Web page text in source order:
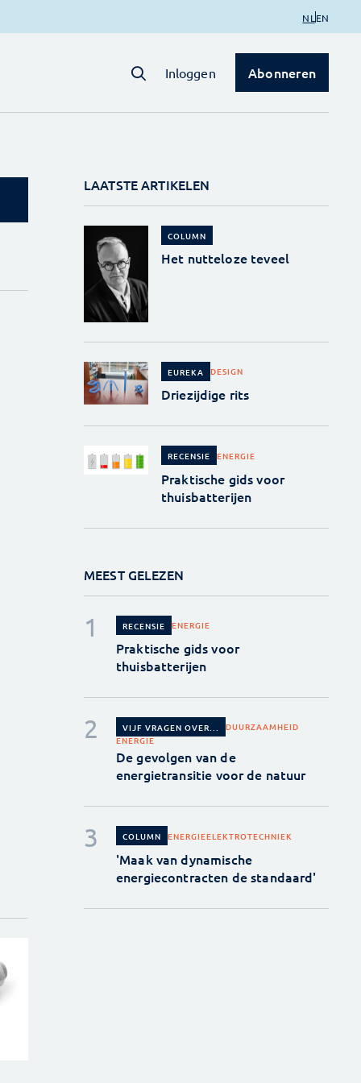
NL EN
Inloggen Abonneren
LAATSTE ARTIKELEN
COLUMN
Het nutteloze teveel
EUREKA DESIGN
Driezijdige rits
RECENSIE ENERGIE
Praktische gids voor
thuisbatterijen
MEEST GELEZEN
RECENSIE ENERGIE
Praktische gids voor
thuisbatterijen
VIJF VRAGEN OVER...
DUURZAAMHEID
ENERGIE
De gevolgen van de
energietransitie voor de natuur
COLUMN ENERGIEELEKTROTECHNIEK
'Maak van dynamische
energiecontracten de standaard'